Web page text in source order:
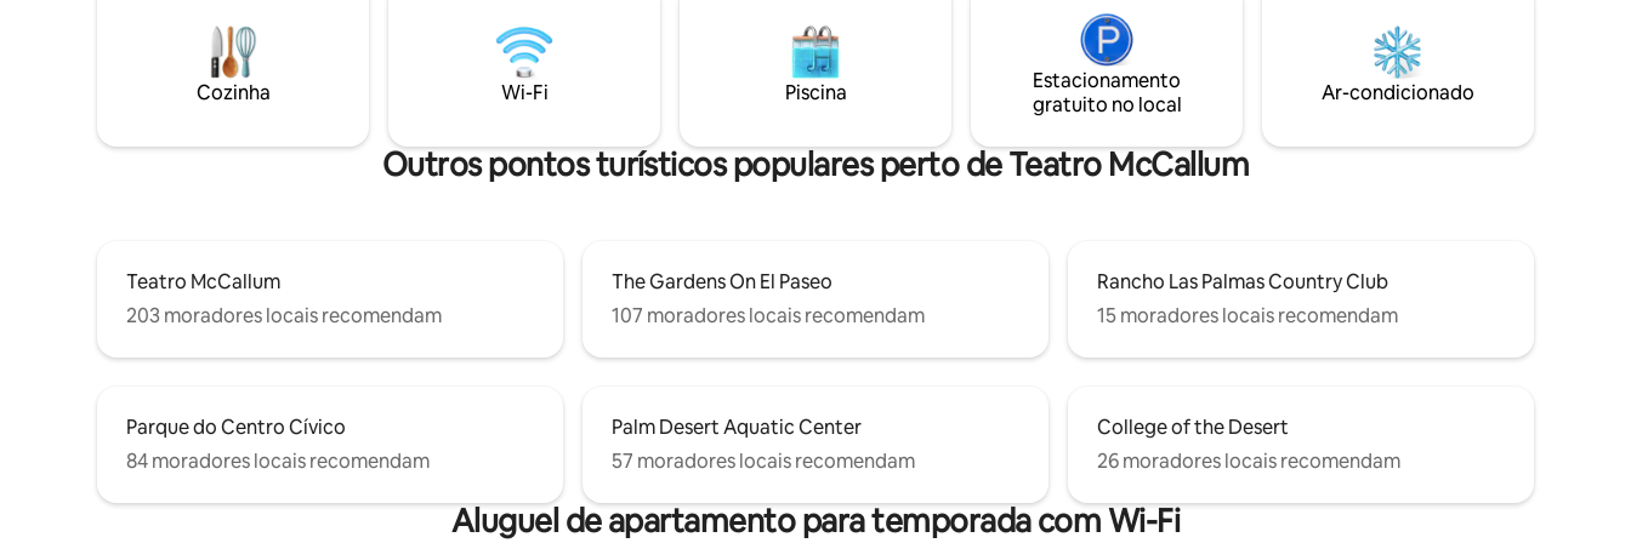
acesso à caixa de correio. PROIBIDO
ANIMAIS DE ESTIMAÇÃO/FESTAS. SE
HOUVER VESTÍGIOS DE ANIMAIS DE
ESTIMAÇÃO, SERÁ COBRADA UMA
neste retiro muito privado de Palm
Springs, perfeito para você ou seus
amigos e familiares criarem novas
cidade nº 4235 TOT Licençanº7315
37 piscinas e spas — tudo incluído. A
poucos minutos de El Paseo, DSRT Surf
Resort, Cotino Bay, Coachella e Indian
Wells Tennis Gardens. Vida no deserto
elevada. Conforto de hotel. Alma boho.
sala de estar afundada, fogueira, sofá ao
ar livre/área de jantar, piscina de água
salgada e banheira de hidromassagem.
Oferece muito estilo, elegância e
proprietário local de 5⭐️.
Cozinha Wi-Fi Piscina
Estacionamento
gratuito no local
Ar-condicionado
Outros pontos turísticos populares perto de Teatro McCallum
Teatro McCallum
203 moradores locais recomendam
The Gardens On El Paseo
107 moradores locais recomendam
Rancho Las Palmas Country Club
15 moradores locais recomendam
Parque do Centro Cívico
84 moradores locais recomendam
Palm Desert Aquatic Center
57 moradores locais recomendam
College of the Desert
26 moradores locais recomendam
Aluguel de apartamento para temporada com Wi-Fi